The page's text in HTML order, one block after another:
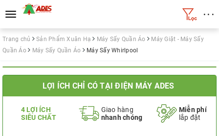
Toggle
navigation
• • •
Trang chủ Sản Phẩm Xuân Hạ Máy Sấy Quần Áo
Máy Giặt - Máy Sấy
Quần Áo
Máy Sấy Quần Áo Máy Sấy Whirlpool
LỢI ÍCH CHỈ CÓ TẠI ĐIỆN MÁY ADES
4 LỢI ÍCH
SIÊU CHẤT
Giao hàng
nhanh chóng
Miễn phí
lắp đặt